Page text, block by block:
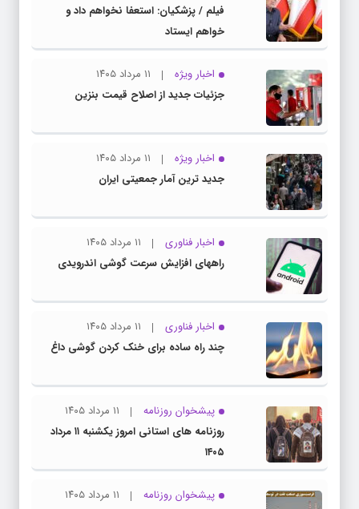
فیلم / پزشکیان: استعفا نخواهم داد و
خواهم ایستاد
اخبار ویژه
۱۱ مرداد ۱۴۰۵
جزئیات جدید از اصلاح قیمت بنزین
اخبار ویژه
۱۱ مرداد ۱۴۰۵
جدید ترین آمار جمعیتی ایران
اخبار فناوری
۱۱ مرداد ۱۴۰۵
راههای افزایش سرعت گوشی اندرویدی
اخبار فناوری
۱۱ مرداد ۱۴۰۵
چند راه‌ ساده برای خنک کردن گوشی داغ
پیشخوان روزنامه
۱۱ مرداد ۱۴۰۵
روزنامه های استانی امروز یکشنبه ۱۱ مرداد
۱۴۰۵
پیشخوان روزنامه
۱۱ مرداد ۱۴۰۵